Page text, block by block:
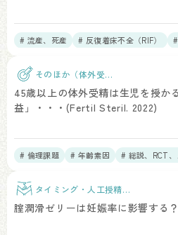
# 流産、死産 # 反復着床不全（RIF）
そのほか（体外受
45歳以上の体外受精は生児を授か
益」・・・(Fertil Steril. 2022)
# 倫理課題 # 年齢素因 # 総説、RCT
タイミング・人工授精治
腟潤滑ゼリーは妊娠率に影響する？